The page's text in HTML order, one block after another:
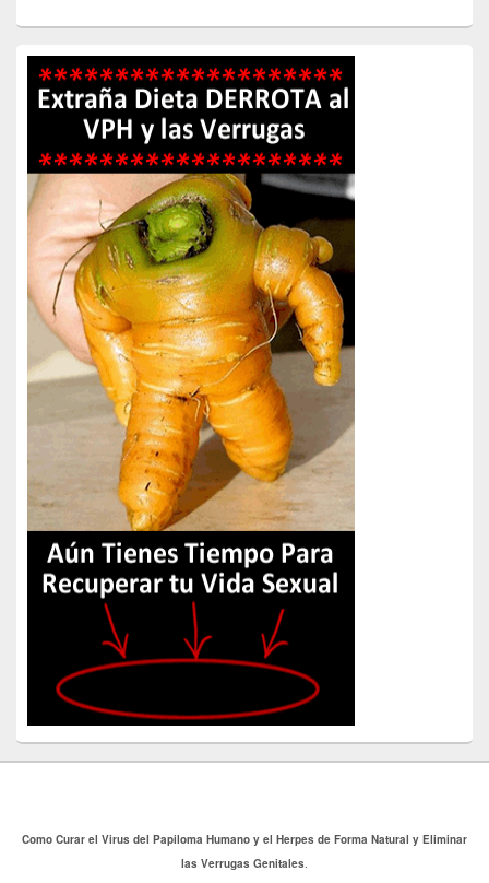
Como Curar el Virus del Papiloma Humano y el Herpes de Forma Natural y Eliminar
las Verrugas Genitales.